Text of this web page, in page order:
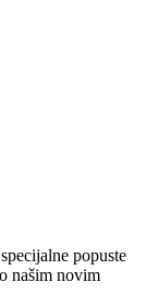
popuste
našim novim